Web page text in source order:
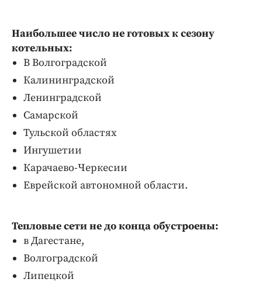
Наибольшее число не готовых к сезону
котельных:
В Волгоградской
Калининградской
Ленинградской
Самарской
Тульской областях
Ингушетии
Карачаево-Черкесии
Еврейской автономной области.
Тепловые сети не до конца обустроены:
в Дагестане,
Волгоградской
Липецкой